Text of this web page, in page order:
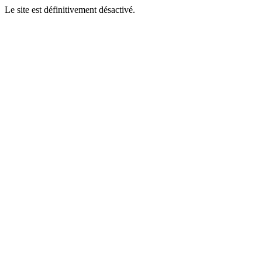
Le site est définitivement désactivé.